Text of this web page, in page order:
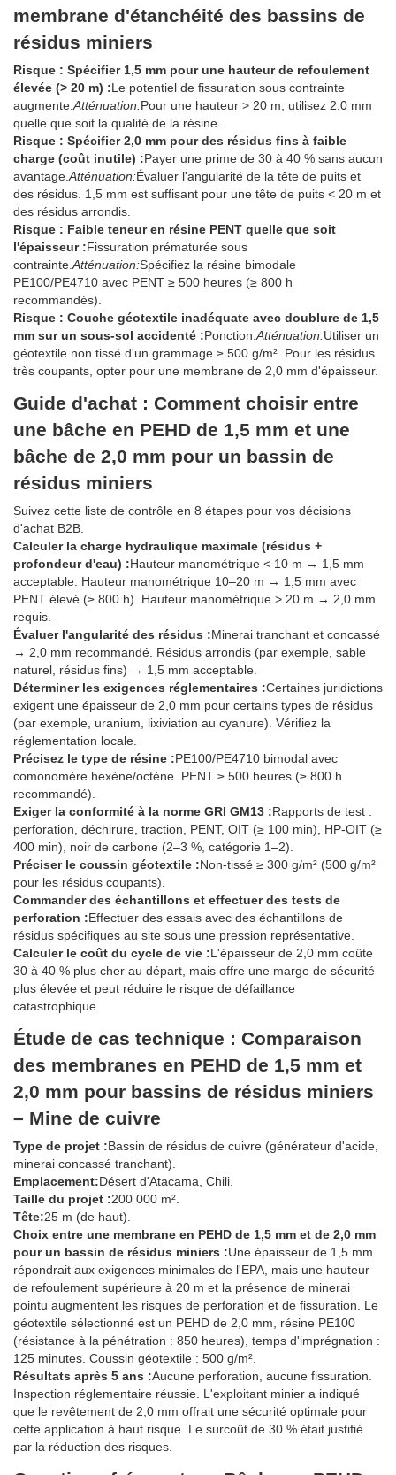
membrane d'étanchéité des bassins de
résidus miniers
Risque : Spécifier 1,5 mm pour une hauteur de refoulement
élevée (> 20 m) :Le potentiel de fissuration sous contrainte
augmente. Atténuation:Pour une hauteur > 20 m, utilisez 2,0 mm
quelle que soit la qualité de la résine.
Risque : Spécifier 2,0 mm pour des résidus fins à faible
charge (coût inutile) :Payer une prime de 30 à 40 % sans aucun
avantage. Atténuation:Évaluer l'angularité de la tête de puits et
des résidus. 1,5 mm est suffisant pour une tête de puits < 20 m et
des résidus arrondis.
Risque : Faible teneur en résine PENT quelle que soit
l'épaisseur :Fissuration prématurée sous
contrainte. Atténuation:Spécifiez la résine bimodale
PE100/PE4710 avec PENT ≥ 500 heures (≥ 800 h
recommandés).
Risque : Couche géotextile inadéquate avec doublure de 1,5
mm sur un sous-sol accidenté :Ponction. Atténuation:Utiliser un
géotextile non tissé d'un grammage ≥ 500 g/m². Pour les résidus
très coupants, opter pour une membrane de 2,0 mm d'épaisseur.
Guide d'achat : Comment choisir entre
une bâche en PEHD de 1,5 mm et une
bâche de 2,0 mm pour un bassin de
résidus miniers
Suivez cette liste de contrôle en 8 étapes pour vos décisions
d'achat B2B.
Calculer la charge hydraulique maximale (résidus +
profondeur d'eau) :Hauteur manométrique < 10 m → 1,5 mm
acceptable. Hauteur manométrique 10–20 m → 1,5 mm avec
PENT élevé (≥ 800 h). Hauteur manométrique > 20 m → 2,0 mm
requis.
Évaluer l'angularité des résidus :Minerai tranchant et concassé
→ 2,0 mm recommandé. Résidus arrondis (par exemple, sable
naturel, résidus fins) → 1,5 mm acceptable.
Déterminer les exigences réglementaires :Certaines juridictions
exigent une épaisseur de 2,0 mm pour certains types de résidus
(par exemple, uranium, lixiviation au cyanure). Vérifiez la
réglementation locale.
Précisez le type de résine :PE100/PE4710 bimodal avec
comonomère hexène/octène. PENT ≥ 500 heures (≥ 800 h
recommandé).
Exiger la conformité à la norme GRI GM13 :Rapports de test :
perforation, déchirure, traction, PENT, OIT (≥ 100 min), HP-OIT (≥
400 min), noir de carbone (2–3 %, catégorie 1–2).
Préciser le coussin géotextile :Non-tissé ≥ 300 g/m² (500 g/m²
pour les résidus coupants).
Commander des échantillons et effectuer des tests de
perforation :Effectuer des essais avec des échantillons de
résidus spécifiques au site sous une pression représentative.
Calculer le coût du cycle de vie :L'épaisseur de 2,0 mm coûte
30 à 40 % plus cher au départ, mais offre une marge de sécurité
plus élevée et peut réduire le risque de défaillance
catastrophique.
Étude de cas technique : Comparaison
des membranes en PEHD de 1,5 mm et
2,0 mm pour bassins de résidus miniers
– Mine de cuivre
Type de projet :Bassin de résidus de cuivre (générateur d'acide,
minerai concassé tranchant).
Emplacement:Désert d'Atacama, Chili.
Taille du projet :200 000 m².
Tête:25 m (de haut).
Choix entre une membrane en PEHD de 1,5 mm et de 2,0 mm
pour un bassin de résidus miniers :Une épaisseur de 1,5 mm
répondrait aux exigences minimales de l'EPA, mais une hauteur
de refoulement supérieure à 20 m et la présence de minerai
pointu augmentent les risques de perforation et de fissuration. Le
géotextile sélectionné est un PEHD de 2,0 mm, résine PE100
(résistance à la pénétration : 850 heures), temps d'imprégnation :
125 minutes. Coussin géotextile : 500 g/m².
Résultats après 5 ans :Aucune perforation, aucune fissuration.
Inspection réglementaire réussie. L'exploitant minier a indiqué
que le revêtement de 2,0 mm offrait une sécurité optimale pour
cette application à haut risque. Le surcoût de 30 % était justifié
par la réduction des risques.